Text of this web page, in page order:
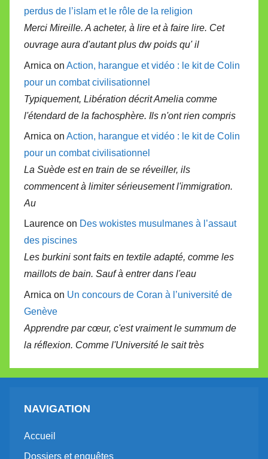
perdus de l’islam et le rôle de la religion
Merci Mireille. A acheter, à lire et à faire lire. Cet
ouvrage aura d'autant plus dw poids qu' il
Arnica on Action, harangue et vidéo : le kit de Colin
pour un combat civilisationnel
Typiquement, Libération décrit Amelia comme
l'étendard de la fachosphère. Ils n'ont rien compris
Arnica on Action, harangue et vidéo : le kit de Colin
pour un combat civilisationnel
La Suède est en train de se réveiller, ils
commencent à limiter sérieusement l'immigration.
Au
Laurence on Des wokistes musulmanes à l’assaut
des piscines
Les burkini sont faits en textile adapté, comme les
maillots de bain. Sauf à entrer dans l'eau
Arnica on Un concours de Coran à l’université de
Genève
Apprendre par cœur, c'est vraiment le summum de
la réflexion. Comme l'Université le sait très
NAVIGATION
Accueil
Dossiers et enquêtes